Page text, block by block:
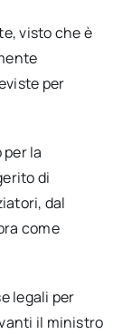
visto che è
per
la
di
dal
come
legali per
il ministro